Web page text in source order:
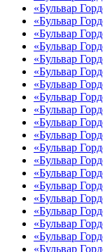
«Бульвар
«Бульвар
«Бульвар
«Бульвар
«Бульвар
«Бульвар
«Бульвар
«Бульвар
«Бульвар
«Бульвар
«Бульвар
«Бульвар
«Бульвар
«Бульвар
«Бульвар
«Бульвар
«Бульвар
«Бульвар
«Бульвар
«Бульвар